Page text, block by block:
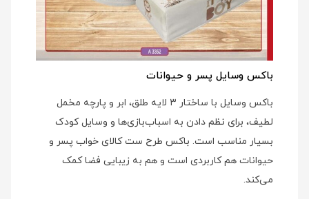
باکس وسایل پسر و حیوانات
باکس وسایل با ساختار ۳ لایه طلق، ابر و پارچه مخمل
لطیف، برای نظم دادن به اسباب‌بازی‌ها و وسایل کودک
بسیار مناسب است. باکس طرح ست کالای خواب پسر و
حیوانات هم کاربردی است و هم به زیبایی فضا کمک
می‌کند.